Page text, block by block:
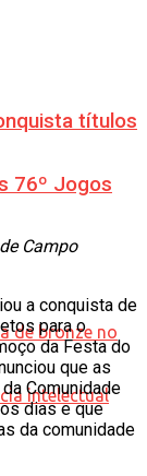
títulos
76º Jogos
Campo
a conquista de
para o
da Festa do
que as
Comunidade
dias e que
da comunidade